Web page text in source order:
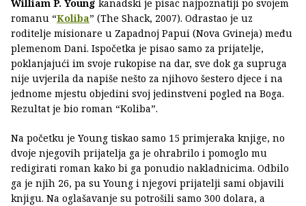
William P. Young kanadski je pisac najpoznatiji po svojem
romanu “Koliba” (The Shack, 2007). Odrastao je uz
roditelje misionare u Zapadnoj Papui (Nova Gvineja) među
plemenom Dani. Ispočetka je pisao samo za prijatelje,
poklanjajući im svoje rukopise na dar, sve dok ga supruga
nije uvjerila da napiše nešto za njihovo šestero djece i na
jednome mjestu objedini svoj jedinstveni pogled na Boga.
Rezultat je bio roman “Koliba”.
Na početku je Young tiskao samo 15 primjeraka knjige, no
dvoje njegovih prijatelja ga je ohrabrilo i pomoglo mu
redigirati roman kako bi ga ponudio nakladnicima. Odbilo
ga je njih 26, pa su Young i njegovi prijatelji sami objavili
knjigu. Na oglašavanje su potrošili samo 300 dolara, a